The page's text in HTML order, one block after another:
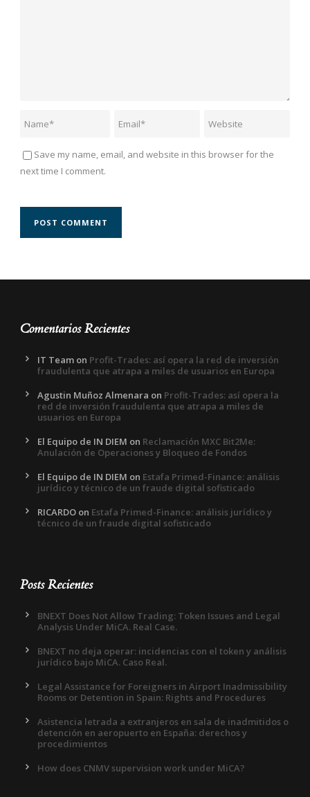
Save my name, email, and website in this browser for the
next time I comment.
Comentarios Recientes
IT Team on Profit-Trades: así opera la red de inversión
fraudulenta que atrapa a miles de usuarios en Europa
Agustin Muñoz Almenara on Profit-Trades: así opera la
red de inversión fraudulenta que atrapa a miles de
usuarios en Europa
El Equipo de IN DIEM on Reclamación MXC Bit2Me:
Anulación de Operaciones y Bloqueo de Fondos
El Equipo de IN DIEM on Estafa Primed-Finance: análisis
jurídico y técnico de un fraude digital sofisticado
RICARDO on Estafa Primed-Finance: análisis jurídico y
técnico de un fraude digital sofisticado
Posts Recientes
BNEXT Does Not Allow Trading: Token Issues and Legal
Analysis Under MiCA. Real Case.
BNEXT no deja operar: incidencias con el token y análisis
jurídico bajo MiCA. Caso Real.
Legal Assistance for Foreigners in Airport Inadmissibility
Rooms or Detention in Spain: Rights and Procedures
Asistencia letrada a extranjeros en sala de inadmitidos o
detención en aeropuerto en España: derechos y
procedimientos
How does CNMV supervision work under MiCA?